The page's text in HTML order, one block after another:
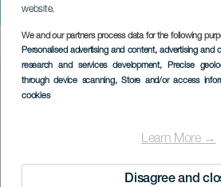
website.
We and our partners process data for the following
Personalised advertising and content, advertising and
research and services development, Precise
through device scanning, Store and/or access
cookies
Learn More →
Disagree and
Festival Magua Fest
Imagen
Listado